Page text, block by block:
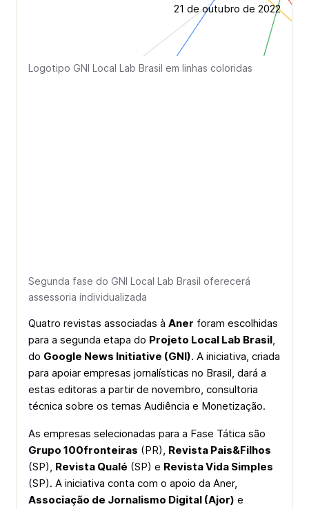
Logotipo GNI Local Lab Brasil em linhas coloridas
21 de outubro de 2022
Segunda fase do GNI Local Lab Brasil oferecerá
assessoria individualizada
Quatro revistas associadas à Aner foram escolhidas
para a segunda etapa do Projeto Local Lab Brasil,
do Google News Initiative (GNI). A iniciativa, criada
para apoiar empresas jornalísticas no Brasil, dará a
estas editoras a partir de novembro, consultoria
técnica sobre os temas Audiência e Monetização.
As empresas selecionadas para a Fase Tática são
Grupo 100fronteiras (PR), Revista Pais&Filhos
(SP), Revista Qualé (SP) e Revista Vida Simples
(SP). A iniciativa conta com o apoio da Aner,
Associação de Jornalismo Digital (Ajor) e